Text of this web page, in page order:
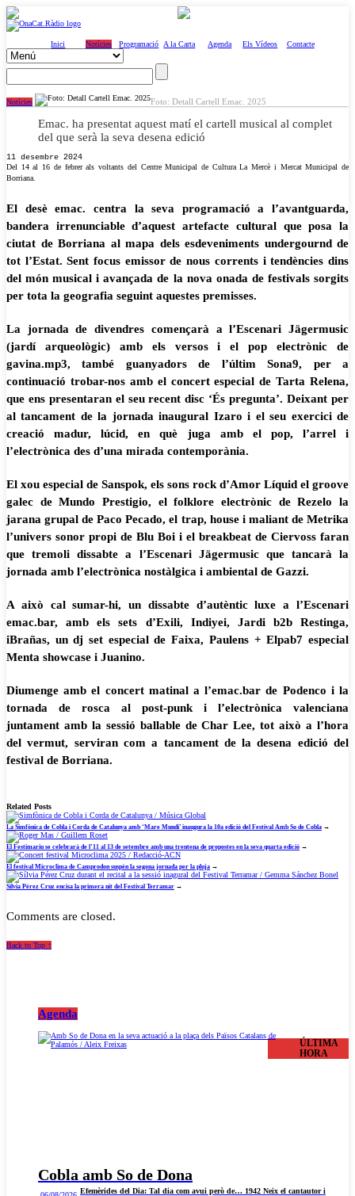
Inici Notícies Programació A la Carta Agenda Els Vídeos Contacte
Notícies Foto: Detall Cartell Emac. 2025
Emac. ha presentat aquest matí el cartell musical al complet
del que serà la seva desena edició
11 desembre 2024
Del 14 al 16 de febrer als voltants del Centre Municipal de Cultura La Mercè i Mercat Municipal de
Borriana.
El desè emac. centra la seva programació a l’avantguarda,
bandera irrenunciable d’aquest artefacte cultural que posa la
ciutat de Borriana al mapa dels esdeveniments undergournd de
tot l’Estat. Sent focus emissor de nous corrents i tendències dins
del món musical i avançada de la nova onada de festivals sorgits
per tota la geografia seguint aquestes premisses.
La jornada de divendres començarà a l’Escenari Jägermusic
(jardí arqueològic) amb els versos i el pop electrònic de
gavina.mp3, també guanyadors de l’últim Sona9, per a
continuació trobar-nos amb el concert especial de Tarta Relena,
que ens presentaran el seu recent disc ‘És pregunta’. Deixant per
al tancament de la jornada inaugural Izaro i el seu exercici de
creació madur, lúcid, en què juga amb el pop, l’arrel i
l’electrònica des d’una mirada contemporània.
El xou especial de Sanspok, els sons rock d’Amor Líquid el groove
galec de Mundo Prestigio, el folklore electrònic de Rezelo la
jarana grupal de Paco Pecado, el trap, house i maliant de Metrika
l’univers sonor propi de Blu Boi i el breakbeat de Ciervoss faran
que tremoli dissabte a l’Escenari Jägermusic que tancarà la
jornada amb l’electrònica nostàlgica i ambiental de Gazzi.
A això cal sumar-hi, un dissabte d’autèntic luxe a l’Escenari
emac.bar, amb els sets d’Exili, Indiyei, Jardi b2b Restinga,
iBrañas, un dj set especial de Faixa, Paulens + Elpab7 especial
Menta showcase i Juanino.
Diumenge amb el concert matinal a l’emac.bar de Podenco i la
tornada de rosca al post-punk i l’electrònica valenciana
juntament amb la sessió ballable de Char Lee, tot això a l’hora
del vermut, serviran com a tancament de la desena edició del
festival de Borriana.
Related Posts
La Simfònica de Cobla i Corda de Catalunya amb ‘Mare Mundi’ inaugura la 10a edició del Festival Amb So de Cobla →
El Festimariu se celebrarà de l’11 al 13 de setembre amb una trentena de propostes en la seva quarta edició →
El festival Microclima de Camprodon suspèn la segona jornada per la pluja →
Sílvia Pérez Cruz encisa la primera nit del Festival Terramar →
Comments are closed.
Back to Top ↑
Agenda
Cobla amb So de Dona
ÚLTIMA
HORA
Efemèrides del Dia: Tal dia com avui però de… 1942 Neix el cantautor i